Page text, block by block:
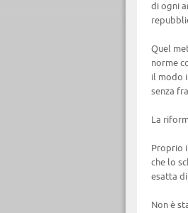
di ogni
Quel
norme
il modo
senza
La
Proprio
che lo
esatta
Non è